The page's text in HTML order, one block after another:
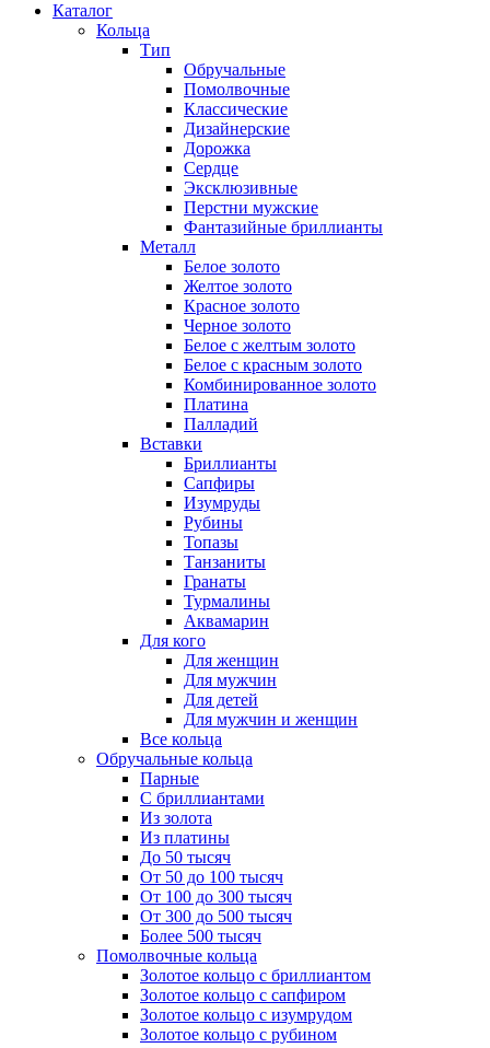
Каталог
Кольца
Тип
Обручальные
Помолвочные
Классические
Дизайнерские
Дорожка
Сердце
Эксклюзивные
Перстни мужские
Фантазийные бриллианты
Металл
Белое золото
Желтое золото
Красное золото
Черное золото
Белое с желтым золото
Белое с красным золото
Комбинированное золото
Платина
Палладий
Вставки
Бриллианты
Сапфиры
Изумруды
Рубины
Топазы
Танзаниты
Гранаты
Турмалины
Аквамарин
Для кого
Для женщин
Для мужчин
Для детей
Для мужчин и женщин
Все кольца
Обручальные кольца
Парные
С бриллиантами
Из золота
Из платины
До 50 тысяч
От 50 до 100 тысяч
От 100 до 300 тысяч
От 300 до 500 тысяч
Более 500 тысяч
Помолвочные кольца
Золотое кольцо с бриллиантом
Золотое кольцо с сапфиром
Золотое кольцо с изумрудом
Золотое кольцо с рубином